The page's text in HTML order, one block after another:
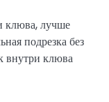
клюва, лучше
подрезка без
внутри клюва